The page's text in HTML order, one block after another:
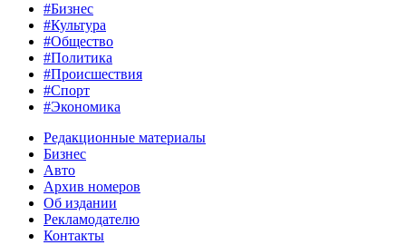
#Бизнес
#Культура
#Общество
#Политика
#Происшествия
#Спорт
#Экономика
Редакционные материалы
Бизнес
Авто
Архив номеров
Об издании
Рекламодателю
Контакты